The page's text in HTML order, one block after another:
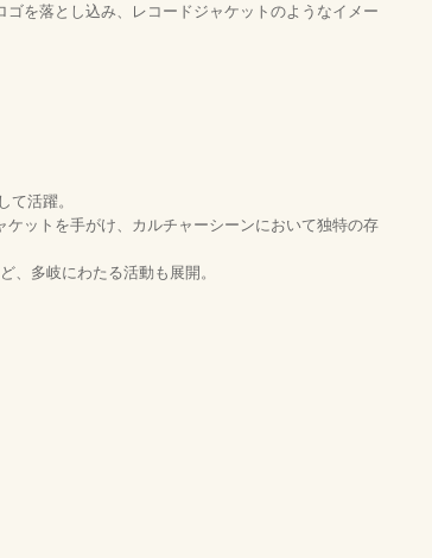
ゴを落とし込み、レコードジャケットのようなイメー
活躍。
ケットを手がけ、カルチャーシーンにおいて独特の存
、多岐にわたる活動も展開。